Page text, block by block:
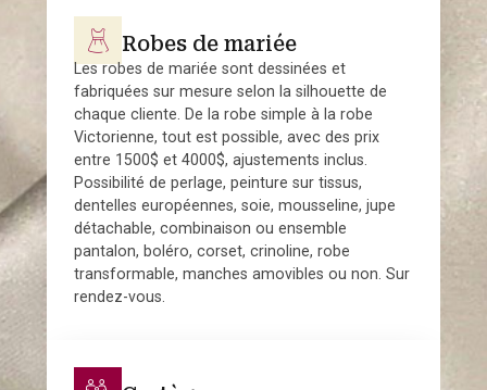
Robes de mariée
Les robes de mariée sont dessinées et
fabriquées sur mesure selon la silhouette de
chaque cliente. De la robe simple à la robe
Victorienne, tout est possible, avec des prix
entre 1500$ et 4000$, ajustements inclus.
Possibilité de perlage, peinture sur tissus,
dentelles européennes, soie, mousseline, jupe
détachable, combinaison ou ensemble
pantalon, boléro, corset, crinoline, robe
transformable, manches amovibles ou non. Sur
rendez-vous.